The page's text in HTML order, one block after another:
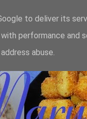
to deliver its
performance
abuse.